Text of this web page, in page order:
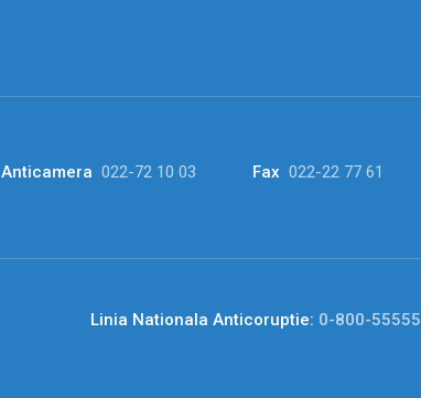
Anticamera 022-72 10 03 Fax 022-22 77 61
Linia Nationala Anticoruptie: 0-800-55555